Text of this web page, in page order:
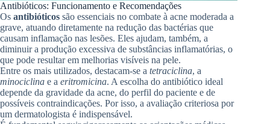
Antibióticos: Funcionamento e Recomendações
Os antibióticos são essenciais no combate à acne moderada a
grave, atuando diretamente na redução das bactérias que
causam inflamação nas lesões. Eles ajudam, também, a
diminuir a produção excessiva de substâncias inflamatórias, o
que pode resultar em melhorias visíveis na pele.
Entre os mais utilizados, destacam-se a tetraciclina, a
minociclina e a eritromicina. A escolha do antibiótico ideal
depende da gravidade da acne, do perfil do paciente e de
possíveis contraindicações. Por isso, a avaliação criteriosa por
um dermatologista é indispensável.